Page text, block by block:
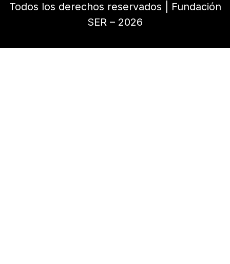
Todos los derechos reservados | Fundación
SER – 2026